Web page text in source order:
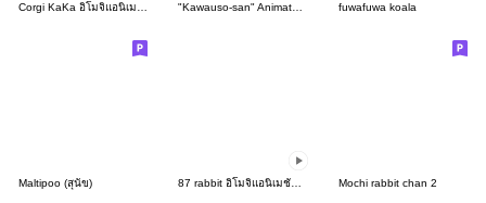
Corgi KaKa อิโมจิแอนิเมชัน 2 "Kawauso-san" Animated Emoji 2 fuwafuwa koala
Maltipoo (สุนัข) Mochi rabbit chan 2